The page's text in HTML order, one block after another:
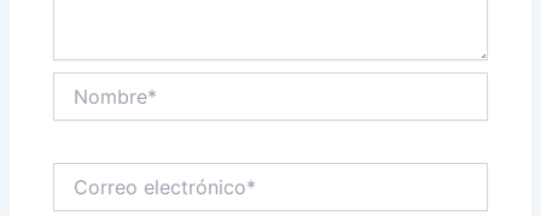
electrónico*